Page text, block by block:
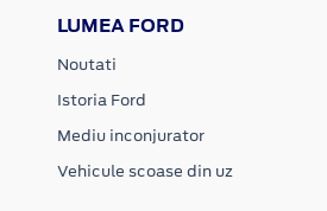
LUMEA FORD
Noutati
Istoria Ford
Mediu inconjurator
Vehicule scoase din uz